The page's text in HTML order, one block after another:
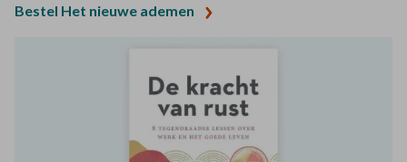
Bestel Het nieuwe ademen